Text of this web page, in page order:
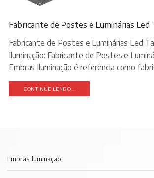
Fabricante de Postes e Luminárias Led
Fabricante de Postes e Luminárias Led
Iluminação: Fabricante de Postes e
Embras Iluminação é referência como
CONTINUE LENDO...
Embras Iluminação